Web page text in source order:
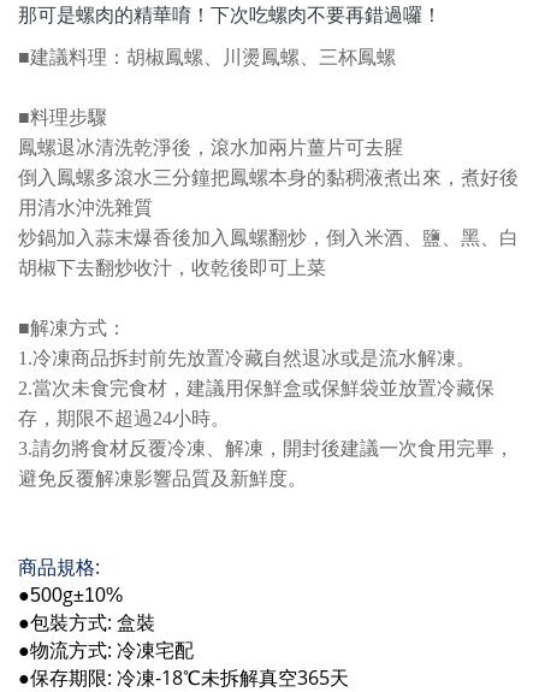
那可是螺肉的精華唷！下次吃螺肉不要再錯過囉！
■建議料理：胡椒鳳螺、川燙鳳螺、三杯鳳螺
■料理步驟
鳳螺退冰清洗乾淨後，滾水加兩片薑片可去腥
倒入鳳螺多滾水三分鐘把鳳螺本身的黏稠液煮出來，煮好後
用清水沖洗雜質
炒鍋加入蒜末爆香後加入鳳螺翻炒，倒入米酒、鹽、黑、白
胡椒下去翻炒收汁，收乾後即可上菜
■解凍方式：
1.冷凍商品拆封前先放置冷藏自然退冰或是流水解凍。
2.當次未食完食材，建議用保鮮盒或保鮮袋並放置冷藏保
存，期限不超過24小時。
3.請勿將食材反覆冷凍、解凍，開封後建議一次食用完畢，
避免反覆解凍影響品質及新鮮度。
商品規格:
●500g±10%
●包裝方式: 盒裝
●物流方式: 冷凍宅配
●保存期限: 冷凍-18℃未拆解真空365天